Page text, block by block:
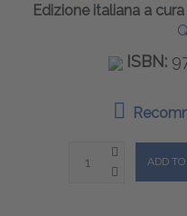
Edizione italiana a cura
ISBN: